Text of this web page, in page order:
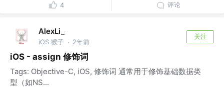
4 评论
AlexLi_
iOS 猴子 · 2年前
关注
iOS - assign 修饰词
Tags: Objective-C, iOS, 修饰词 通常用于修饰基础数据类
型（如NS...